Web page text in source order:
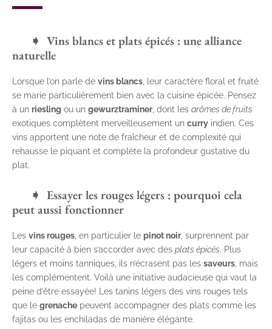
Vins blancs et plats épicés : une alliance
naturelle
Lorsque l’on parle de vins blancs , leur caractère floral et fruité
se marie particulièrement bien avec la cuisine épicée. Pensez
à un riesling ou un gewurztraminer, dont les arômes de fruits
exotiques complètent merveilleusement un curry indien. Ces
vins apportent une note de fraîcheur et de complexité qui
rehausse le piquant et complète la profondeur gustative du
plat.
Essayer les rouges légers : pourquoi cela
peut aussi fonctionner
Les vins rouges , en particulier le pinot noir, surprennent par
leur capacité à bien s’accorder avec des plats épicés. Plus
légers et moins tanniques, ils n’écrasent pas les saveurs , mais
les complémentent. Voilà une initiative audacieuse qui vaut la
peine d’être essayée! Les tanins légers des vins rouges tels
que le grenache peuvent accompagner des plats comme les
fajitas ou les enchiladas de manière élégante.